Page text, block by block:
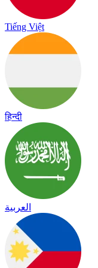
Tiếng Việt
हिन्दी
العربية